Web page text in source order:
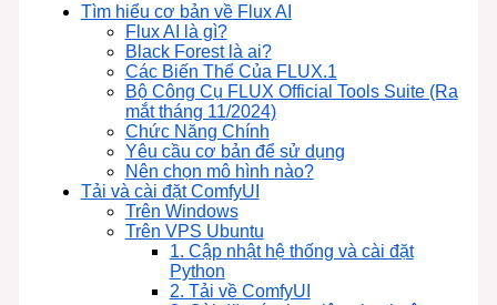
Tìm hiểu cơ bản về Flux AI
Flux AI là gì?
Black Forest là ai?
Các Biến Thể Của FLUX.1
Bộ Công Cụ FLUX Official Tools Suite (Ra
mắt tháng 11/2024)
Chức Năng Chính
Yêu cầu cơ bản để sử dụng
Nên chọn mô hình nào?
Tải và cài đặt ComfyUI
Trên Windows
Trên VPS Ubuntu
1. Cập nhật hệ thống và cài đặt
Python
2. Tải về ComfyUI